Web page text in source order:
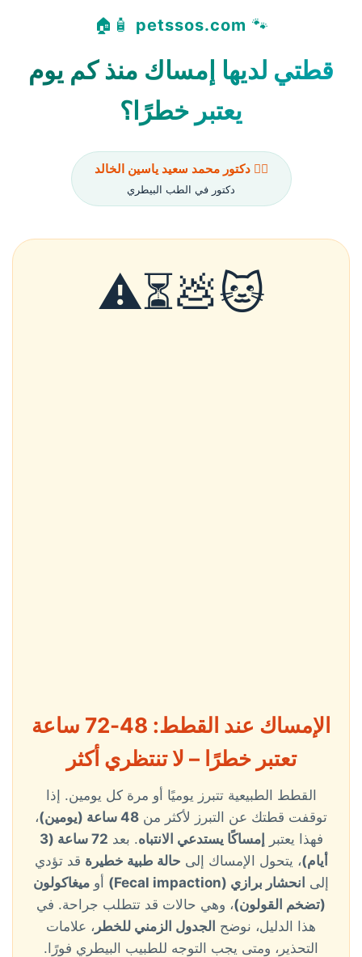
🐾
petssos.com
🧴🏠
قطتي لديها إمساك منذ كم يوم
يعتبر خطرًا؟
👨‍⚕️ دكتور محمد سعيد ياسين الخالد
دكتور في الطب البيطري
🐱💩⏳⚠️
الإمساك عند القطط: 48-72 ساعة
تعتبر خطرًا – لا تنتظري أكثر
القطط الطبيعية تتبرز يوميًا أو مرة كل يومين. إذا
توقفت قطتك عن التبرز لأكثر من 48 ساعة (يومين)
،
فهذا يعتبر إمساكًا يستدعي الانتباه. بعد
72 ساعة (3
أيام)، يتحول الإمساك إلى حالة طبية خطيرة قد تؤدي
إلى انحشار برازي (Fecal impaction) أو ميغاكولون
(تضخم القولون)، وهي حالات قد تتطلب جراحة. في
هذا الدليل، نوضح الجدول الزمني للخطر ، علامات
التحذير، ومتى يجب التوجه للطبيب البيطري فورًا.